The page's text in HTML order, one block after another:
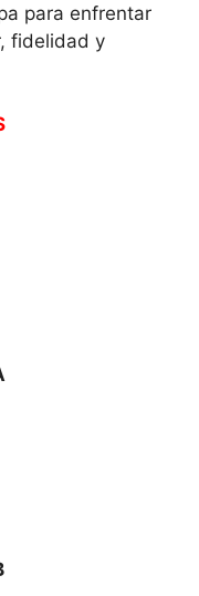
para enfrentar
fidelidad y